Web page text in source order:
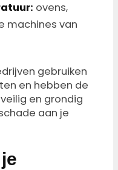
ovens,
machines van
gebruiken
en hebben de
en grondig
aan je